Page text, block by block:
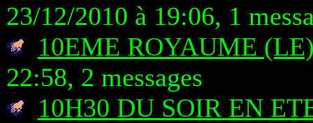
23/12/2010 à 19:06, 1
10EME ROYAUME
22:58, 2 messages
10H30 DU SOIR EN